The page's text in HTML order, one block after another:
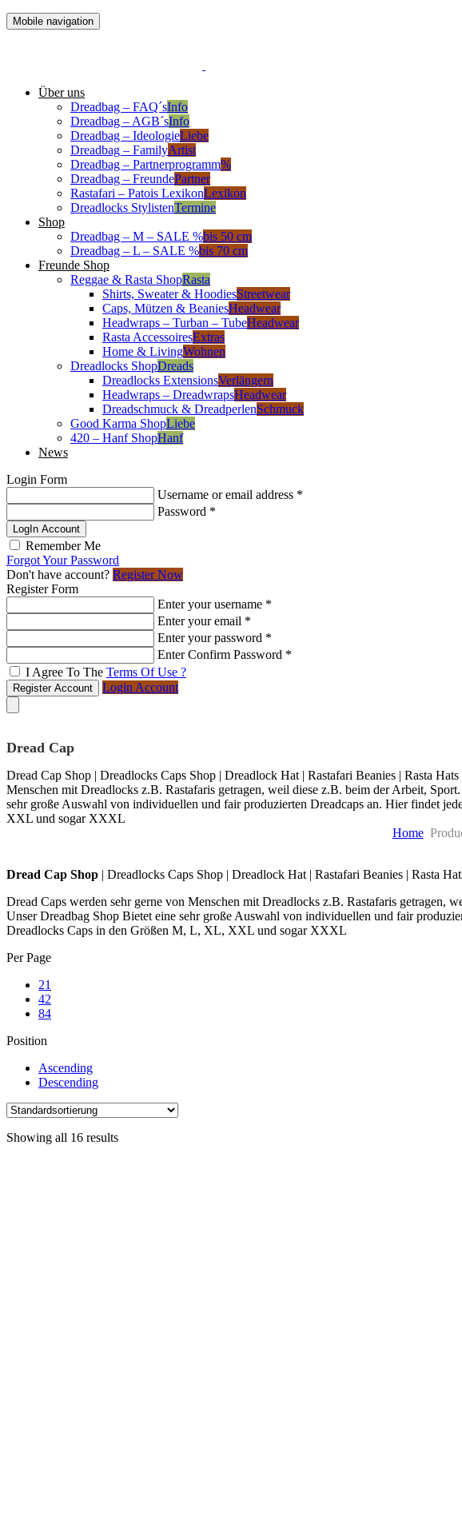
Mobile navigation
Über uns
Dreadbag – FAQ´sInfo
Dreadbag – AGB´sInfo
Dreadbag – IdeologieLiebe
Dreadbag – FamilyArtist
Dreadbag – Partnerprogramm%
Dreadbag – FreundePartner
Rastafari – Patois LexikonLexikon
Dreadlocks StylistenTermine
Shop
Dreadbag – M – SALE %bis 50 cm
Dreadbag – L – SALE %bis 70 cm
Freunde Shop
Reggae & Rasta ShopRasta
Shirts, Sweater & HoodiesStreetwear
Caps, Mützen & BeaniesHeadwear
Headwraps – Turban – TubeHeadwear
Rasta AccessoiresExtras
Home & LivingWohnen
Dreadlocks ShopDreads
Dreadlocks ExtensionsVerlängern
Headwraps – DreadwrapsHeadwear
Dreadschmuck & DreadperlenSchmuck
Good Karma ShopLiebe
420 – Hanf ShopHanf
News
Login Form
Username or email address *
Password *
LogIn Account
Remember Me
Forgot Your Password
Don't have account? Register Now
Register Form
Enter your username *
Enter your email *
Enter your password *
Enter Confirm Password *
I Agree To The Terms Of Use ?
Register Account Login Account
Dread Cap
Dread Cap Shop | Dreadlocks Caps Shop | Dreadlock Hat | Rastafari Beanies | Rasta
Menschen mit Dreadlocks z.B. Rastafaris getragen, weil diese z.B. beim der Arbeit,
sehr große Auswahl von individuellen und fair produzierten Dreadcaps an. Hier findet
XXL und sogar XXXL
Home
Skip
content
Dread Cap Shop | Dreadlocks Caps Shop | Dreadlock Hat | Rastafari Beanies | Rasta
Dread Caps werden sehr gerne von Menschen mit Dreadlocks z.B. Rastafaris getragen,
Unser Dreadbag Shop Bietet eine sehr große Auswahl von individuellen und fair
Dreadlocks Caps in den Größen M, L, XL, XXL und sogar XXXL
Per Page
21
42
84
Position
Ascending
Descending
Showing all 16 results